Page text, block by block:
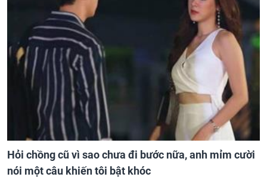
Hỏi chồng cũ vì sao chưa đi bước nữa, anh mỉm cười
nói một câu khiến tôi bật khóc